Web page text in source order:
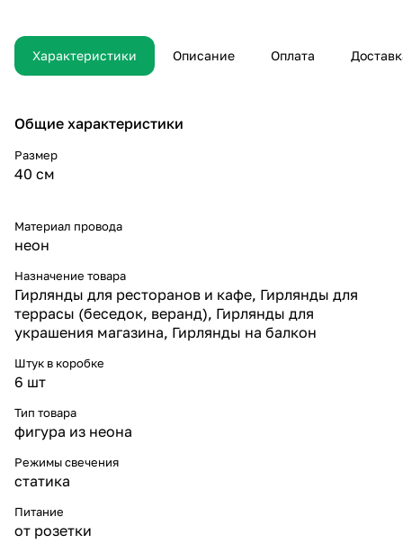
Характеристики Описание Оплата
Общие характеристики
Размер
40 см
Материал провода
неон
Назначение товара
Гирлянды для ресторанов и кафе, Гирлянды для
террасы (беседок, веранд), Гирлянды для
украшения магазина, Гирлянды на балкон
Штук в коробке
6 шт
Тип товара
фигура из неона
Режимы свечения
статика
Питание
от розетки